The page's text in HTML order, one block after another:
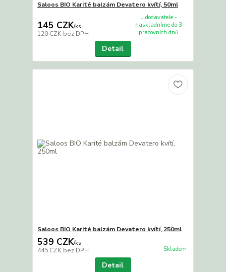
Saloos BIO Karité balzám Devatero kvítí, 50ml
145 CZK/ks
120 CZK bez DPH
u dodavatele -
naskladníme do 3
pracovních dnů
Detail
Saloos BIO Karité balzám Devatero kvítí, 250ml
539 CZK/ks
445 CZK bez DPH Skladem
Detail